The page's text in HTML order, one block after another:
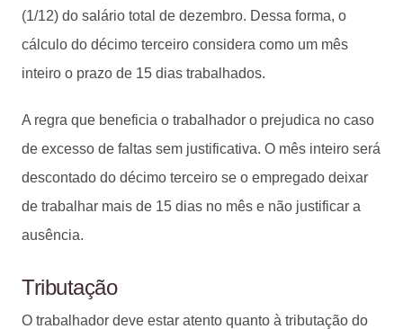
(1/12) do salário total de dezembro. Dessa forma, o
cálculo do décimo terceiro considera como um mês
inteiro o prazo de 15 dias trabalhados.
A regra que beneficia o trabalhador o prejudica no caso
de excesso de faltas sem justificativa. O mês inteiro será
descontado do décimo terceiro se o empregado deixar
de trabalhar mais de 15 dias no mês e não justificar a
ausência.
Tributação
O trabalhador deve estar atento quanto à tributação do